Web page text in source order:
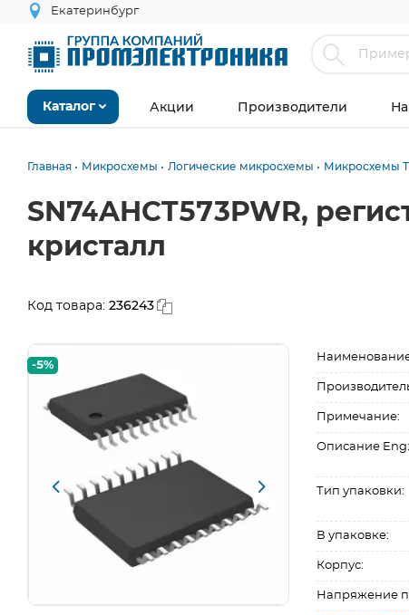
Екатеринбург
Каталог Акции Производители
Главная Микросхемы Логические микросхемы Микросхемы
SN74AHCT573PWR,
кристалл
Код товара: 236243
-5%
Примечание:
Описание Eng:
Тип упаковки:
В упаковке:
Корпус:
Напряжение